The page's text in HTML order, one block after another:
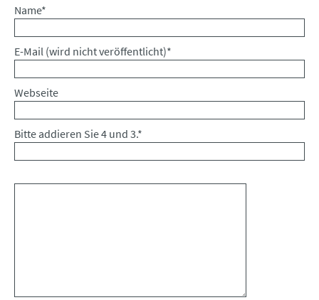
Pflichtfeld
Name*
Pflichtfeld
E-Mail (wird nicht veröffentlicht)*
Webseite
Bitte addieren Sie 4 und 3.*